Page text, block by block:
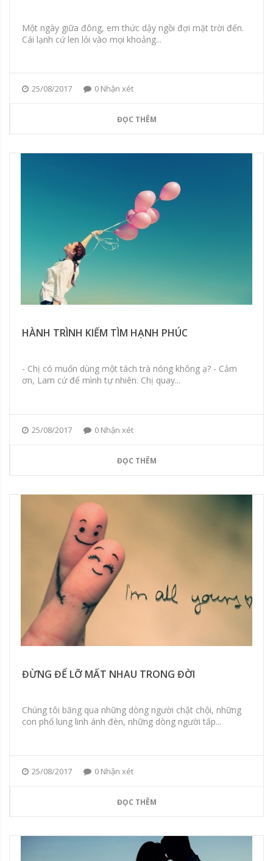
Một ngày giữa đông, em thức dậy ngồi đợi mặt trời đến.
Cái lạnh cứ len lỏi vào mọi khoảng...
25/08/2017 0 Nhận xét
ĐỌC THÊM
HÀNH TRÌNH KIẾM TÌM HẠNH PHÚC
- Chị có muốn dùng một tách trà nóng không ạ? - Cảm
ơn, Lam cứ để mình tự nhiên. Chị quay...
25/08/2017 0 Nhận xét
ĐỌC THÊM
ĐỪNG ĐỂ LỠ MẤT NHAU TRONG ĐỜI
Chúng tôi băng qua những dòng người chật chội, những
con phố lung linh ánh đèn, những dòng người tấp...
25/08/2017 0 Nhận xét
ĐỌC THÊM